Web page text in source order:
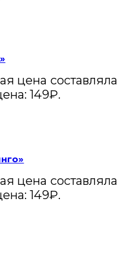
цена составляла
149₽.
цена составляла
149₽.